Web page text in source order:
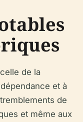
de la
et à
de
et même aux